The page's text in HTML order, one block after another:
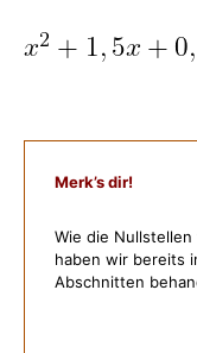
Merk’s dir!
Wie die
haben wir bereits
Abschnitten